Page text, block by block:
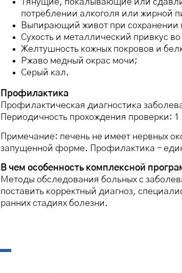
Тянущие, покалывающие или
потреблении алкоголя или жирной
Выпирающий живот при сохранении
Сухость и металлический привкус
Желтушность кожных покровов и
Ржаво медный окрас мочи;
Серый кал.
Профилактика
Профилактическая диагностика
Периодичность прохождения проверки: 1
Примечание: печень не имеет нервных
запущенной форме. Профилактика –
В чем особенность комплексной
Методы обследования больных с
поставить корректный диагноз,
ранних стадиях болезни.